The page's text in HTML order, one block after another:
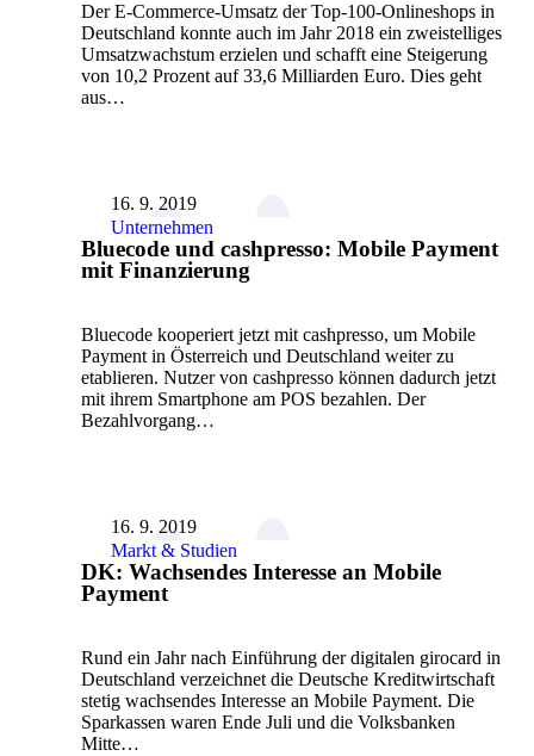
Der E-Commerce-Umsatz der Top-100-Onlineshops in
Deutschland konnte auch im Jahr 2018 ein zweistelliges
Umsatzwachstum erzielen und schafft eine Steigerung
von 10,2 Prozent auf 33,6 Milliarden Euro. Dies geht
aus…
16. 9. 2019
Unternehmen
Bluecode und cashpresso: Mobile Payment
mit Finanzierung
Bluecode kooperiert jetzt mit cashpresso, um Mobile
Payment in Österreich und Deutschland weiter zu
etablieren. Nutzer von cashpresso können dadurch jetzt
mit ihrem Smartphone am POS bezahlen. Der
Bezahlvorgang…
16. 9. 2019
Markt & Studien
DK: Wachsendes Interesse an Mobile
Payment
Rund ein Jahr nach Einführung der digitalen girocard in
Deutschland verzeichnet die Deutsche Kreditwirtschaft
stetig wachsendes Interesse an Mobile Payment. Die
Sparkassen waren Ende Juli und die Volksbanken
Mitte…